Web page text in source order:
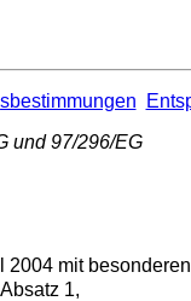
und 97/296/EG
mit
1,